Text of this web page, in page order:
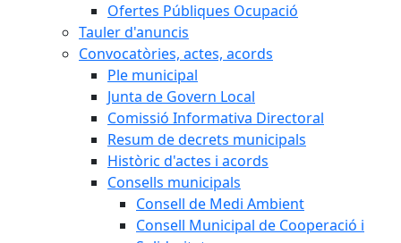
Ofertes Públiques Ocupació
Tauler d'anuncis
Convocatòries, actes, acords
Ple municipal
Junta de Govern Local
Comissió Informativa Directoral
Resum de decrets municipals
Històric d'actes i acords
Consells municipals
Consell de Medi Ambient
Consell Municipal de Cooperació i